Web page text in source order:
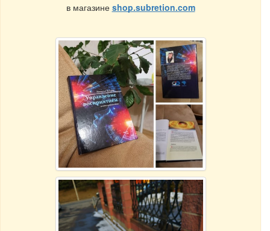
в магазине shop.subretion.com